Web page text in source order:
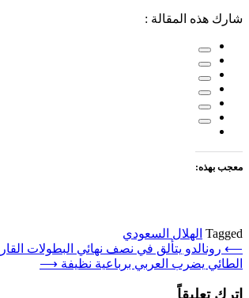
شارك هذه المقالة :
معجب بهذه:
Tagged الهلال السعودي
تصفّح
المقالات
⟵ رونالدو يتألق في نصف نهائي البطولات
الطائي يضرب العربي برباعية نظيفة ⟶
اترك تعليقاً